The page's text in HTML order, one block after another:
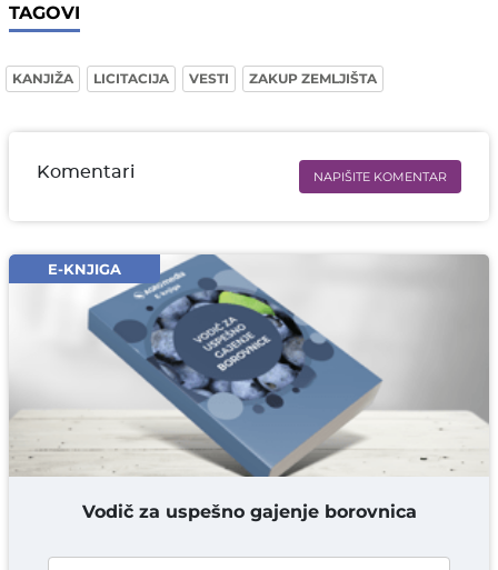
TAGOVI
KANJIŽA LICITACIJA VESTI ZAKUP ZEMLJIŠTA
Komentari NAPIŠITE KOMENTAR
Email* obavezno
Komentar* obavezno
DODAJ KOMENTAR
E-KNJIGA
Vodič za uspešno gajenje borovnica